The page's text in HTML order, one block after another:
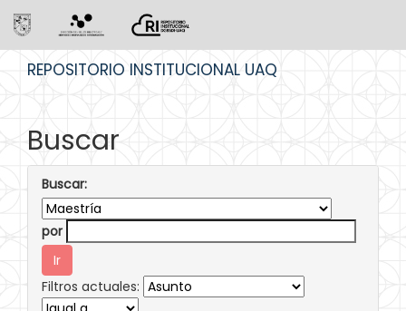
REPOSITORIO INSTITUCIONAL UAQ
Buscar
Buscar:
por
Filtros actuales: